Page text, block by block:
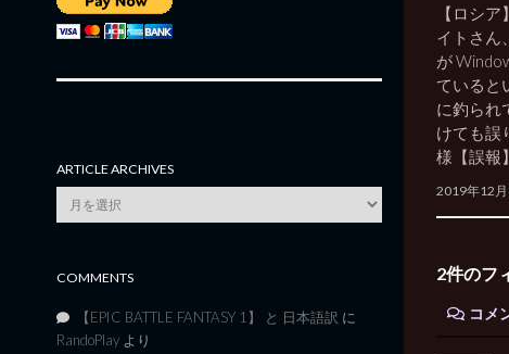
【ロシ
イトさん
が
ていると
に釣られ
けても誤
様【誤報】
2019年12
2件のフ
コメ
ARTICLE ARCHIVES
Article
Archives
COMMENTS
【EPIC BATTLE FANTASY 1】 と 日本語訳 に
RandoPlay より